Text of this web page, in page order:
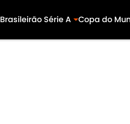
Brasileirão Série A Copa do